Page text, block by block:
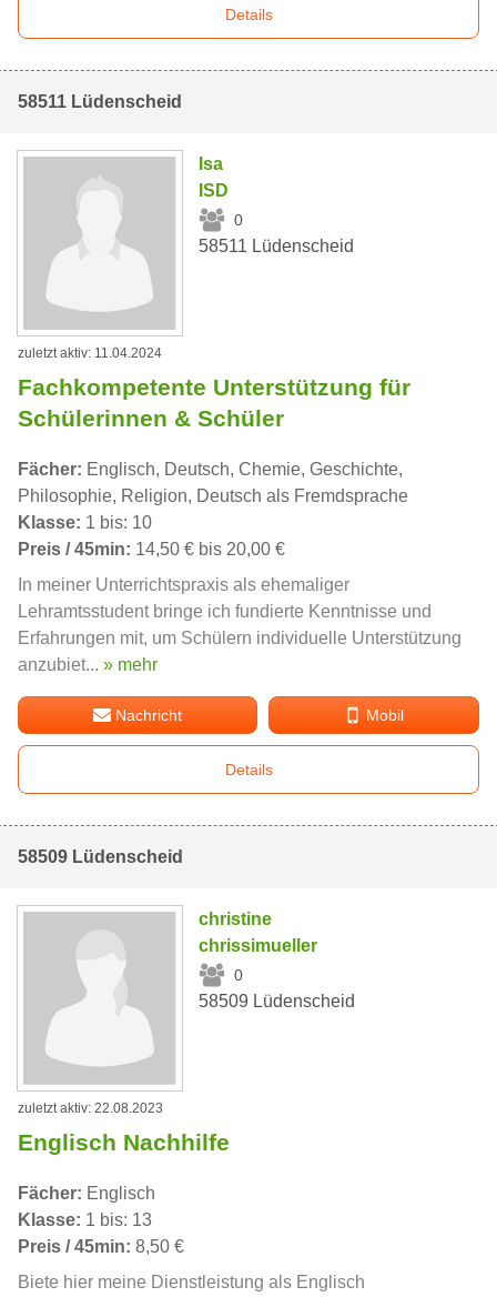
Details
58511 Lüdenscheid
Isa
ISD
0
58511 Lüdenscheid
zuletzt aktiv: 11.04.2024
Fachkompetente Unterstützung für
Schülerinnen & Schüler
Fächer: Englisch, Deutsch, Chemie, Geschichte,
Philosophie, Religion, Deutsch als Fremdsprache
Klasse: 1 bis: 10
Preis / 45min: 14,50 € bis 20,00 €
In meiner Unterrichtspraxis als ehemaliger
Lehramtsstudent bringe ich fundierte Kenntnisse und
Erfahrungen mit, um Schülern individuelle Unterstützung
anzubiet... » mehr
Nachricht Mobil
Details
58509 Lüdenscheid
christine
chrissimueller
0
58509 Lüdenscheid
zuletzt aktiv: 22.08.2023
Englisch Nachhilfe
Fächer: Englisch
Klasse: 1 bis: 13
Preis / 45min: 8,50 €
Biete hier meine Dienstleistung als Englisch